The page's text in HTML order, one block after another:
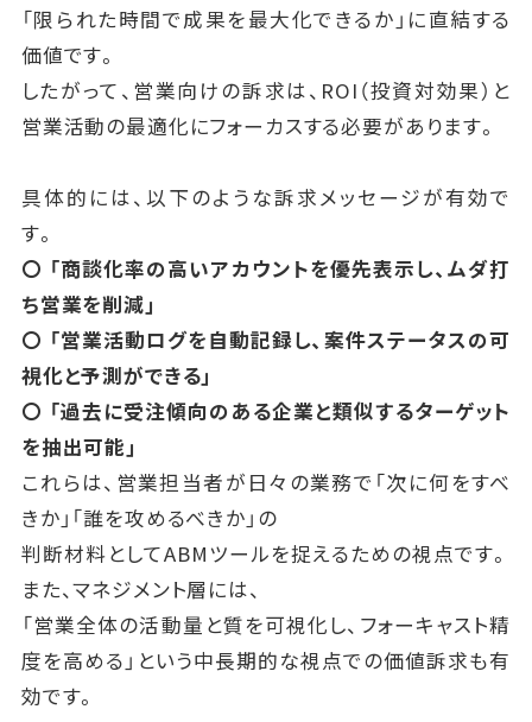
「限られた時間で成果を最大化できるか」に直結する
価値です。
したがって、営業向けの訴求は、ROI（投資対効果）と
営業活動の最適化にフォーカスする必要があります。
具体的には、以下のような訴求メッセージが有効で
す。
〇 「商談化率の高いアカウントを優先表示し、ムダ打
ち営業を削減」
〇 「営業活動ログを自動記録し、案件ステータスの可
視化と予測ができる」
〇 「過去に受注傾向のある企業と類似するターゲット
を抽出可能」
これらは、営業担当者が日々の業務で「次に何をすべ
きか」「誰を攻めるべきか」の
判断材料としてABMツールを捉えるための視点です。
また、マネジメント層には、
「営業全体の活動量と質を可視化し、フォーキャスト精
度を高める」という中長期的な視点での価値訴求も有
効です。